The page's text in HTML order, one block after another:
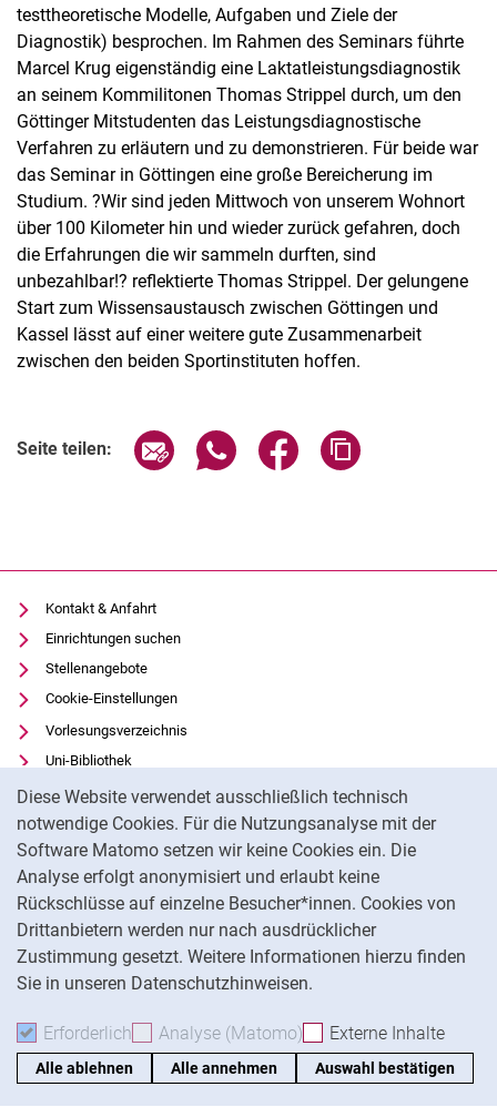
Diese Website verwendet ausschließlich technisch
notwendige Cookies. Für die Nutzungsanalyse mit der
Software Matomo setzen wir keine Cookies ein. Die
Analyse erfolgt anonymisiert und erlaubt keine
Rückschlüsse auf einzelne Besucher*innen. Cookies von
Drittanbietern werden nur nach ausdrücklicher
Zustimmung gesetzt. Weitere Informationen hierzu finden
Sie in unseren Datenschutzhinweisen.
Erforderlich Erforderliche Cookies akzeptieren
Analyse (Matomo) Analyse-Cookies
Externe Inhalte
Alle ablehnen Alle annehmen Auswahl bestätigen
testtheoretische Modelle, Aufgaben und Ziele der
Diagnostik) besprochen. Im Rahmen des Seminars führte
Marcel Krug eigenständig eine Laktatleistungsdiagnostik
an seinem Kommilitonen Thomas Strippel durch, um den
Göttinger Mitstudenten das Leistungsdiagnostische
Verfahren zu erläutern und zu demonstrieren. Für beide war
das Seminar in Göttingen eine große Bereicherung im
Studium. ?Wir sind jeden Mittwoch von unserem Wohnort
über 100 Kilometer hin und wieder zurück gefahren, doch
die Erfahrungen die wir sammeln durften, sind
unbezahlbar!? reflektierte Thomas Strippel. Der gelungene
Start zum Wissensaustausch zwischen Göttingen und
Kassel lässt auf einer weitere gute Zusammenarbeit
zwischen den beiden Sportinstituten hoffen.
Seite teilen: Seite über E-Mail teilen
Seite über WhatsApp teilen
Seite über Facebook
Kontakt & Anfahrt
Einrichtungen suchen
Stellenangebote
Cookie-Einstellungen
Vorlesungsverzeichnis
Uni-Bibliothek
Moodle
Panopto
Datenschutz
Barrierefreiheit
Transparenter KI-Einsatz